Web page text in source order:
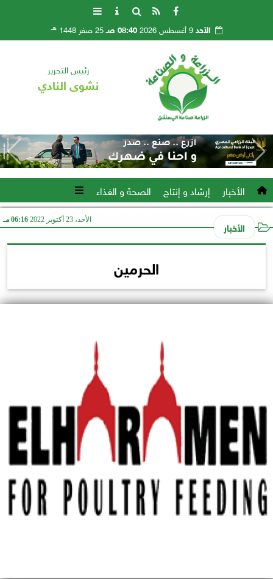
الأحد9 أغسطس 2026 08:40 صـ 25 صفر 1448 هـ
رئيس التحرير
نشوى النادي
الأخبار إرشاد و إنتاج الصحة و الغذاء
الأخبار الأحد، 23 أكتوبر 2022 06:16 مـ
الحرمين